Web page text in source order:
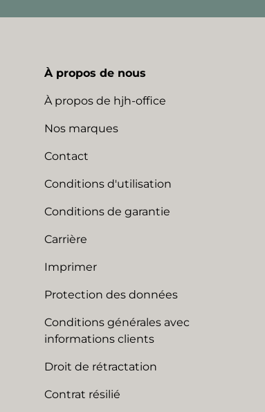
À propos de nous
À propos de hjh-office
Nos marques
Contact
Conditions d'utilisation
Conditions de garantie
Carrière
Imprimer
Protection des données
Conditions générales avec
informations clients
Droit de rétractation
Contrat résilié